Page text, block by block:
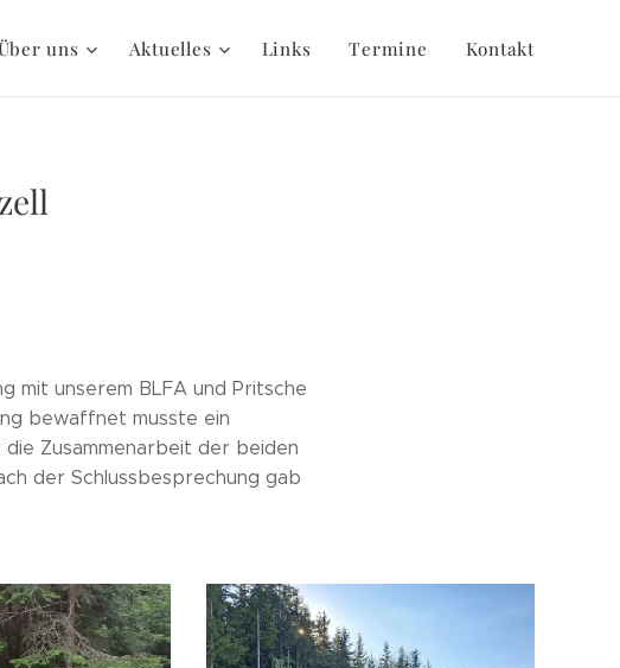
uns Aktuelles Links Termine Kontakt
mit unserem BLFA und Pritsche
bewaffnet musste ein
Zusammenarbeit der beiden
der Schlussbesprechung gab